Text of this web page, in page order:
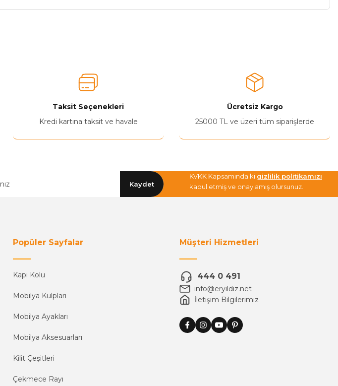
Taksit Seçenekleri
Kredi kartına taksit ve havale
Ücretsiz Kargo
25000 TL ve üzeri tüm siparişlerde
Kaydet
KVKK Kapsamında ki gizlilik politikamızı
kabul etmiş ve onaylamış olursunuz.
Popüler Sayfalar
Kapı Kolu
Mobilya Kulpları
Mobilya Ayakları
Mobilya Aksesuarları
Kilit Çeşitleri
Çekmece Rayı
Müşteri Hizmetleri
444 0 491
info@eryildiz.net
İletişim Bilgilerimiz